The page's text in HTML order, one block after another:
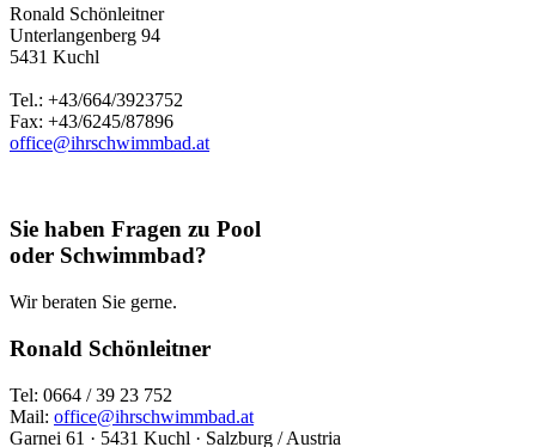
Ronald Schönleitner
Unterlangenberg 94
5431 Kuchl
Tel.: +43/664/3923752
Fax: +43/6245/87896
office@ihrschwimmbad.at
Sie haben Fragen zu Pool
oder Schwimmbad?
Wir beraten Sie gerne.
Ronald Schönleitner
Tel: 0664 / 39 23 752
Mail: office@ihrschwimmbad.at
Garnei 61 · 5431 Kuchl · Salzburg / Austria